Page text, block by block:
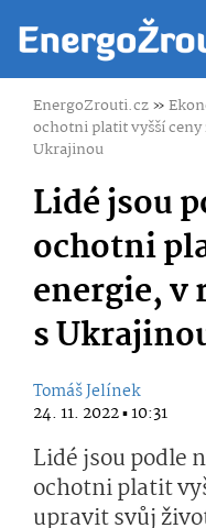
EnergoZrouti.cz»
ochotni platit vyšší
Ukrajinou
Lidé jsou
ochotni
energie,
s
Tomáš Jelínek
24. 11. 2022 ▪ 10:31
Lidé jsou podle
ochotni platit
upravit svůj